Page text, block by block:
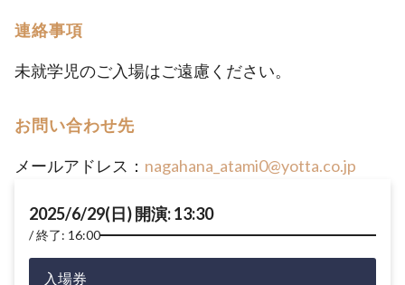
連絡事項
未就学児のご入場はご遠慮ください。
お問い合わせ先
メールアドレス： nagahana_atami0@yotta.co.jp
2025/6/29(日) 開演: 13:30
終了: 16:00
入場券